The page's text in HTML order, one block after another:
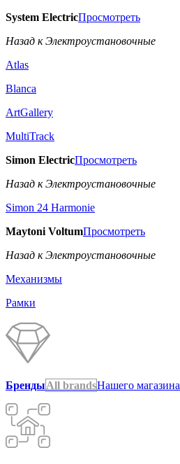
System ElectricПросмотреть
Назад к Электроустановочные
Atlas
Blanca
ArtGallery
MultiTrack
Simon ElectricПросмотреть
Назад к Электроустановочные
Simon 24 Harmonie
Maytoni VoltumПросмотреть
Назад к Электроустановочные
Механизмы
Рамки
БрендыAll brandsНашего магазина